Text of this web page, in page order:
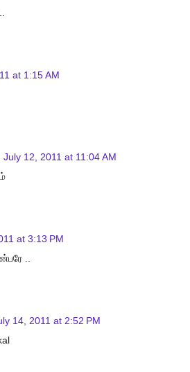
at 1:15 AM
July 12, 2011 at 11:04 AM
at 3:13 PM
..
14, 2011 at 2:52 PM